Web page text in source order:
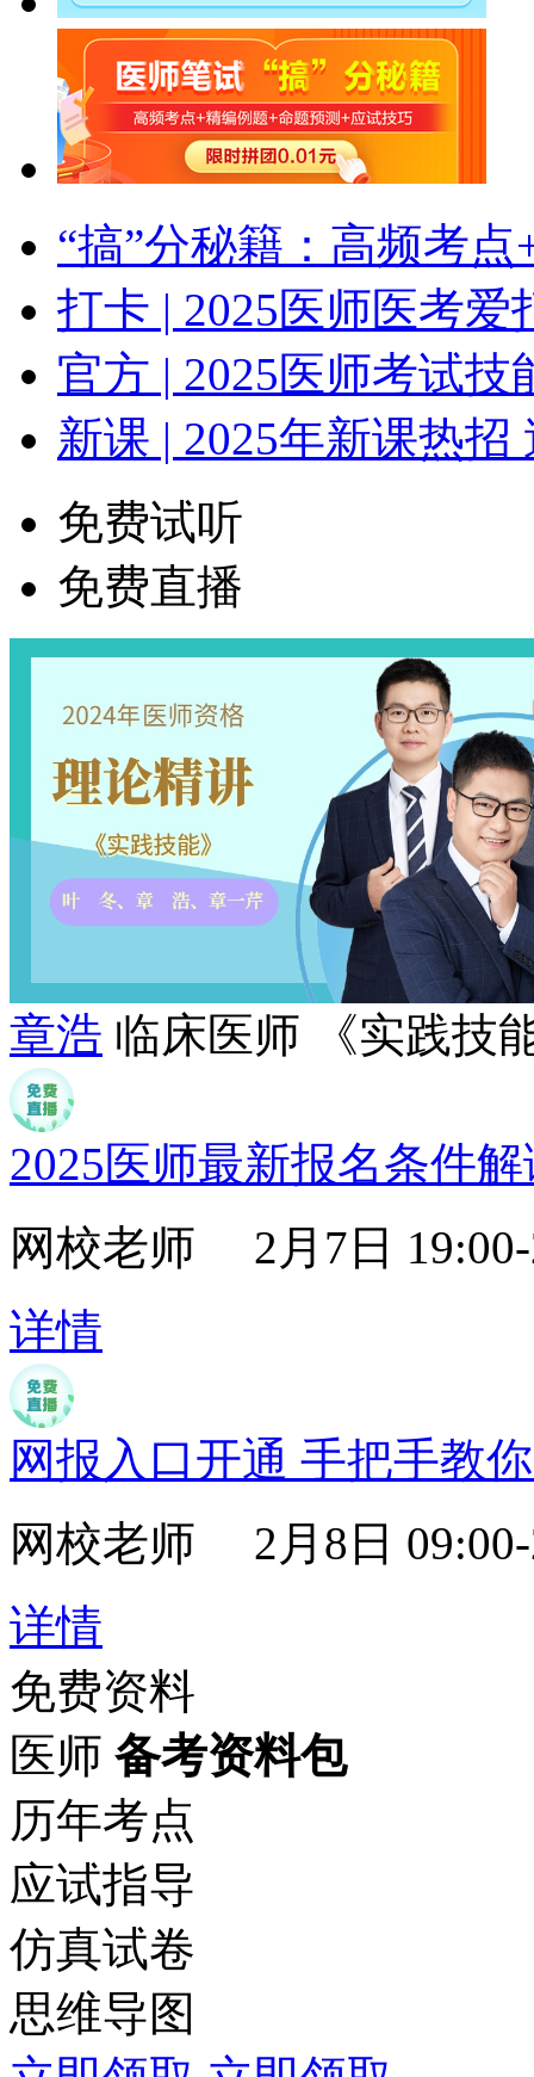
“搞”分秘籍：高频考
打卡 | 2025医师医考爱
官方 | 2025医师考试
新课 | 2025年新课热招
免费试听
免费直播
章浩 临床医师 《实践技
2025医师最新报名条件
网校老师
2月7日
详情
网报入口开通 手把手教
网校老师
2月8日
详情
免费资料
医师 备考资料包
历年考点
应试指导
仿真试卷
思维导图